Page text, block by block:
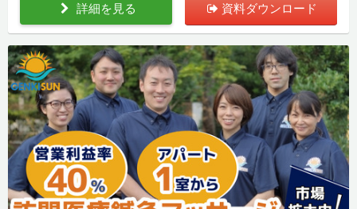
詳細を見る 資料ダウンロード